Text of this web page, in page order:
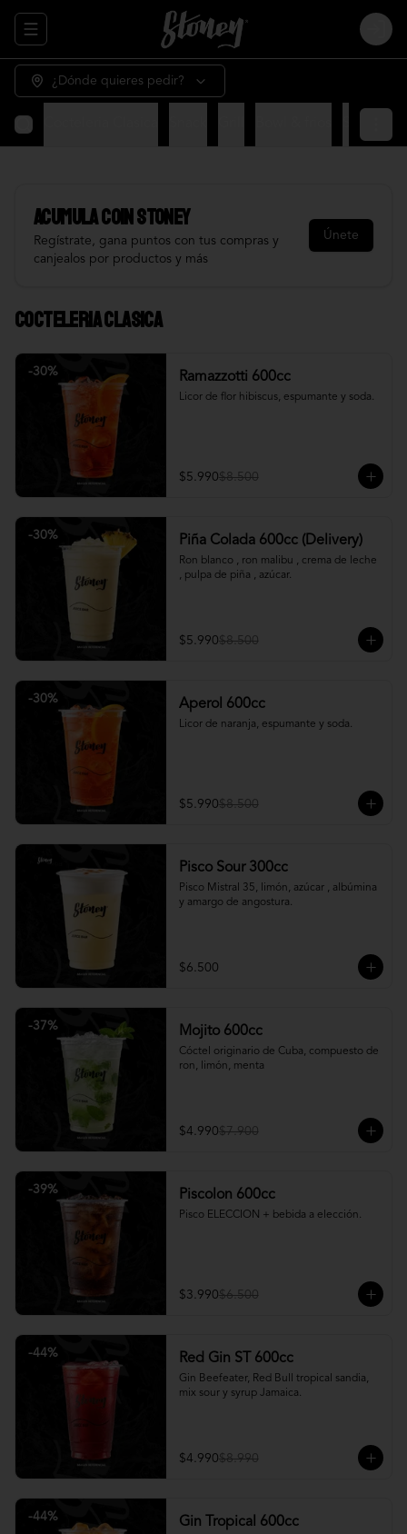
Abrir menu de navegación Login
¿Dónde quieres pedir?
AcumulaCOIN STONEY
Regístrate, gana puntos con tus compras y
canjealos por productos y más
Únete
Cocteleria Clasica
-30% Ramazzotti 600cc
Licor de flor hibiscus, espumante y soda.
$5.990$8.500
-30% Piña Colada 600cc (Delivery)
Ron blanco , ron malibu , crema de leche
, pulpa de piña , azúcar.
$5.990$8.500
-30% Aperol 600cc
Licor de naranja, espumante y soda.
$5.990$8.500
Pisco Sour 300cc
Pisco Mistral 35, limón, azúcar , albúmina
y amargo de angostura.
$6.500
-37% Mojito 600cc
Cóctel originario de Cuba, compuesto de
ron, limón, menta
$4.990$7.900
-39% Piscolon 600cc
Pisco ELECCION + bebida a elección.
$3.990$6.500
-44% Red Gin ST 600cc
Gin Beefeater, Red Bull tropical sandia,
mix sour y syrup Jamaica.
$4.990$8.990
-44% Gin Tropical 600cc